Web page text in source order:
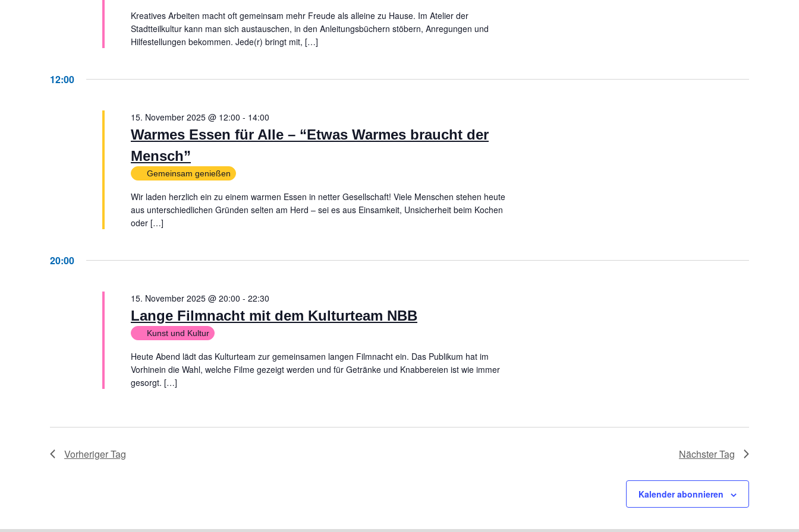
Kreatives Arbeiten macht oft gemeinsam mehr Freude als alleine zu Hause. Im Atelier der
Stadtteilkultur kann man sich austauschen, in den Anleitungsbüchern stöbern, Anregungen und
Hilfestellungen bekommen. Jede(r) bringt mit, […]
12:00
Warmes Essen für Alle – “Etwas Warmes braucht der
Mensch”
15. November 2025 @ 12:00 - 14:00
Gemeinsam genießen
Wir laden herzlich ein zu einem warmen Essen in netter Gesellschaft! Viele Menschen stehen heute
aus unterschiedlichen Gründen selten am Herd – sei es aus Einsamkeit, Unsicherheit beim Kochen
oder […]
20:00
Lange Filmnacht mit dem Kulturteam NBB
15. November 2025 @ 20:00 - 22:30
Kunst und Kultur
Heute Abend lädt das Kulturteam zur gemeinsamen langen Filmnacht ein. Das Publikum hat im
Vorhinein die Wahl, welche Filme gezeigt werden und für Getränke und Knabbereien ist wie immer
gesorgt. […]
Vorheriger Tag Nächster Tag
Kalender abonnieren